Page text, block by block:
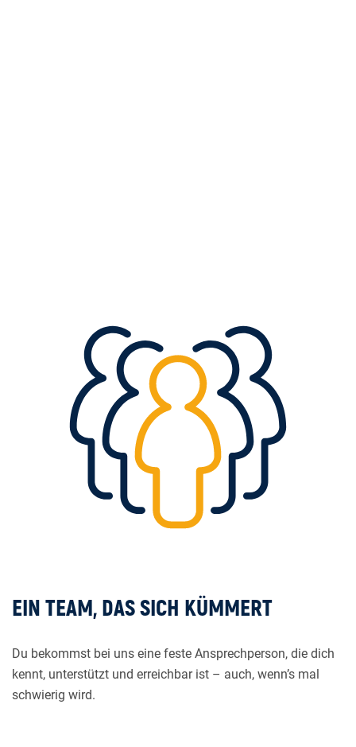
EIN TEAM, DAS SICH KÜMMERT
Du bekommst bei uns eine feste Ansprechperson, die dich
kennt, unterstützt und erreichbar ist – auch, wenn’s mal
schwierig wird.